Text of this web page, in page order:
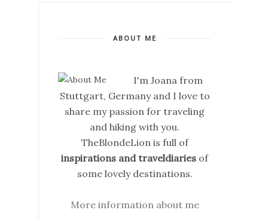
ABOUT ME
I'm Joana from
Stuttgart, Germany and I love to
share my passion for traveling
and hiking with you.
TheBlondeLion is full of
inspirations and traveldiaries of
some lovely destinations.
More information about me